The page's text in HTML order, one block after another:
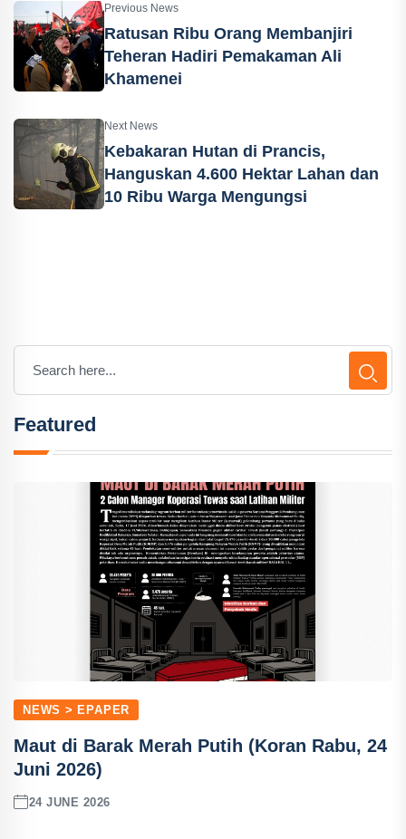
Previous News
Ratusan Ribu Orang Membanjiri
Teheran Hadiri Pemakaman Ali
Khamenei
Next News
Kebakaran Hutan di Prancis,
Hanguskan 4.600 Hektar Lahan dan
10 Ribu Warga Mengungsi
Featured
NEWS > EPAPER
Maut di Barak Merah Putih (Koran Rabu, 24
Juni 2026)
24 JUNE 2026